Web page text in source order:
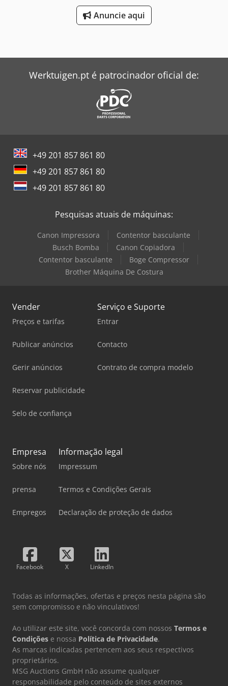
, tipo de corrente de entrada:
, Transportador de correia 445 x 60 cm,
445 cm Dcodpfeygcupox Ab Uok Velocidade de transporte:
cm Altura das pás: 8 cm Calha transportadora: 52 x 29 x 8
cm Tampa em aço inoxidável Estrutura de aço
Acionamento: motorredutor 380/220 V, 50 Hz, 1,1 kW Peso:
Anuncie aqui
Werktuigen.pt é patrocinador oficial de:
+49 201 857 861 80
+49 201 857 861 80
+49 201 857 861 80
Pesquisas atuais de máquinas:
Canon Impressora
Contentor basculante
Busch Bomba
Canon Copiadora
Contentor basculante
Boge Compressor
Brother Máquina De Costura
Vender
Preços e tarifas
Publicar anúncios
Gerir anúncios
Reservar publicidade
Selo de confiança
Serviço e Suporte
Entrar
Contacto
Contrato de compra modelo
Empresa
Sobre nós
prensa
Empregos
Informação legal
Impressum
Termos e Condições Gerais
Declaração de proteção de dados
Facebook X LinkedIn
Todas as informações, ofertas e preços nesta página são
sem compromisso e não vinculativos!
Ao utilizar este site, você concorda com nossos Termos e
Condições e nossa Política de Privacidade.
As marcas indicadas pertencem aos seus respectivos
proprietários.
MSG Auctions GmbH não assume qualquer
responsabilidade pelo conteúdo de sites externos